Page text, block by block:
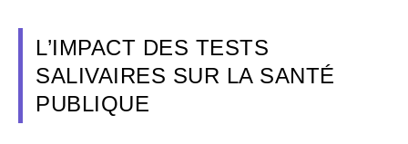
L’IMPACT DES TESTS
SALIVAIRES SUR LA SANTÉ
PUBLIQUE